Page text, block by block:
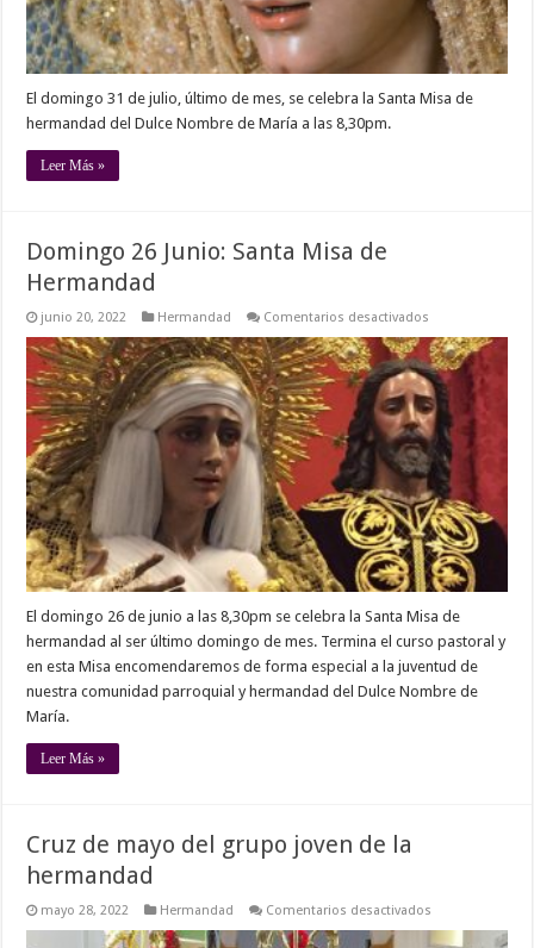
El domingo 31 de julio, último de mes, se celebra la Santa Misa de
hermandad del Dulce Nombre de María a las 8,30pm.
Leer Más »
Domingo 26 Junio: Santa Misa de
Hermandad
junio 20, 2022 Hermandad Comentarios desactivados
26
Junio:
Santa
Misa
de
Hermandad
El domingo 26 de junio a las 8,30pm se celebra la Santa Misa de
hermandad al ser último domingo de mes. Termina el curso pastoral y
en esta Misa encomendaremos de forma especial a la juventud de
nuestra comunidad parroquial y hermandad del Dulce Nombre de
María.
Leer Más »
Cruz de mayo del grupo joven de la
hermandad
mayo 28, 2022 Hermandad Comentarios desactivados